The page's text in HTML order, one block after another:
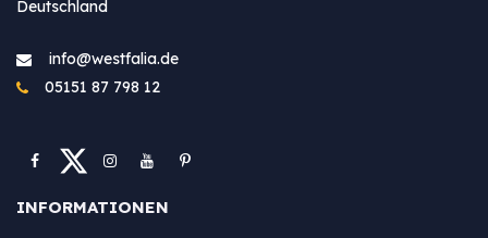
Deutschland
info@westfa​lia.de
05151 87 798 12
INFORMATIONEN